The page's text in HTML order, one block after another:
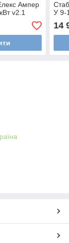
Ампер
v2.1
У 9-
14